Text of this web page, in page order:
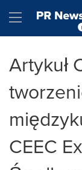
Artykuł
CEEC